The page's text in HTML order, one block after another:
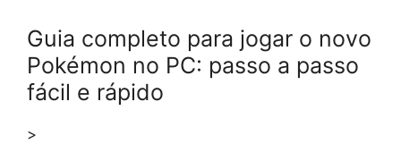
Guia completo para jogar o novo
Pokémon no PC: passo a passo
fácil e rápido
>